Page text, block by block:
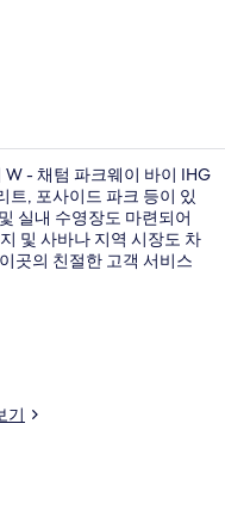
- 채텀 파크웨이 바이 IHG
트, 포사이드 파크 등이 있
실내 수영장도 마련되어
및 사바나 지역 시장도 차
곳의 친절한 고객 서비스
기